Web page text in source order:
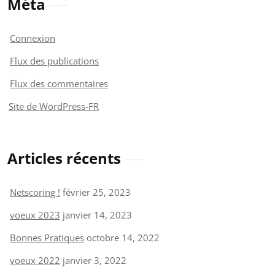
Connexion
Flux des publications
Flux des commentaires
Site de WordPress-FR
Articles récents
Netscoring ! février 25, 2023
voeux 2023 janvier 14, 2023
Bonnes Pratiques octobre 14, 2022
voeux 2022 janvier 3, 2022